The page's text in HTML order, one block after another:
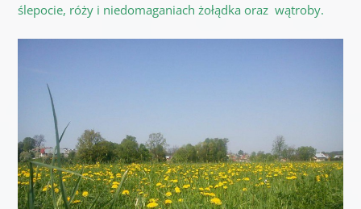
ślepocie, róży i niedomaganiach żołądka oraz wątroby.